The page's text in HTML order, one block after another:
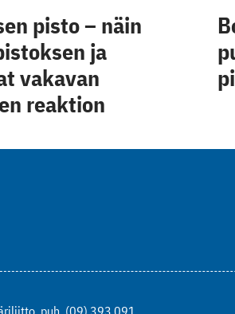
pisto – näin
ja
vakavan
reaktion
puh. (09) 393 091